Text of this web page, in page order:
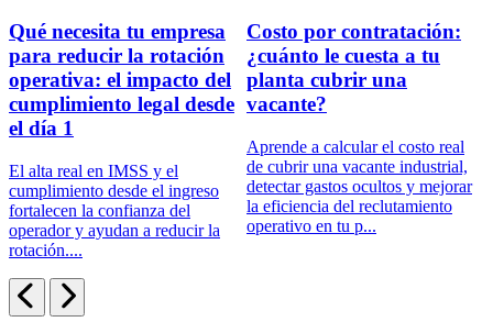
Qué necesita tu empresa
para reducir la rotación
operativa: el impacto del
cumplimiento legal desde
el día 1
El alta real en IMSS y el
cumplimiento desde el ingreso
fortalecen la confianza del
operador y ayudan a reducir la
rotación....
Costo por contratación:
¿cuánto le cuesta a tu
planta cubrir una
vacante?
Aprende a calcular el costo real
de cubrir una vacante industrial,
detectar gastos ocultos y mejorar
la eficiencia del reclutamiento
operativo en tu p...